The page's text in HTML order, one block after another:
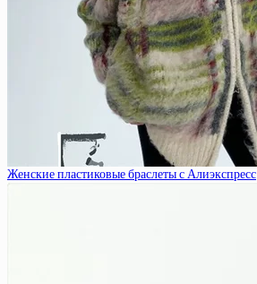
Женские пластиковые браслеты с Алиэкспресс